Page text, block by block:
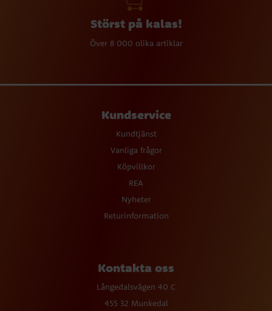
Störst på kalas!
Över 8 000 olika artiklar
Kundservice
Kundtjänst
Vanliga frågor
Köpvillkor
REA
Nyheter
Returinformation
Kontakta oss
Långedalsvägen 40 C
455 32 Munkedal